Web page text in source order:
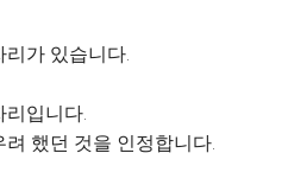
가 있습니다.
리입니다.
했던 것을 인정합니다.